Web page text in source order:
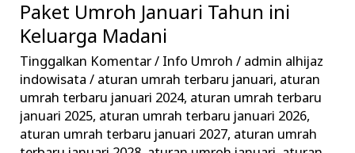
Paket Umroh Januari Tahun ini
Keluarga Madani
Tinggalkan Komentar/ Info Umroh / admin alhijaz
indowisata/ aturan umrah terbaru januari, aturan
umrah terbaru januari 2024, aturan umrah terbaru
januari 2025, aturan umrah terbaru januari 2026,
aturan umrah terbaru januari 2027, aturan umrah
Paket
Umroh
Januari
Tahun
ini
Keluarga
Madani